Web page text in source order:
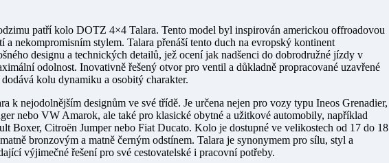
patří kolo DOTZ 4×4 Talara. Tento model byl inspirován americkou offroadovou
a nekompromisním stylem. Talara přenáší tento duch na evropský kontinent
designu a technických detailů, jež ocení jak nadšenci do dobrodružné jízdy v
odolnost. Inovativně řešený otvor pro ventil a důkladně propracované uzavřené
kolu dynamiku a osobitý charakter.
k nejodolnějším designům ve své třídě. Je určena nejen pro vozy typu Ineos Grenadier,
nebo VW Amarok, ale také pro klasické obytné a užitkové automobily, například
Boxer, Citroën Jumper nebo Fiat Ducato. Kolo je dostupné ve velikostech od 17 do 18
bronzovým a matně černým odstínem. Talara je synonymem pro sílu, styl a
výjimečné řešení pro své cestovatelské i pracovní potřeby.